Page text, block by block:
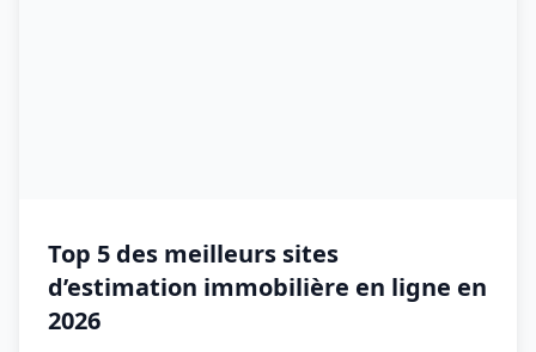
Top 5 des meilleurs sites
d’estimation immobilière en ligne en
2026